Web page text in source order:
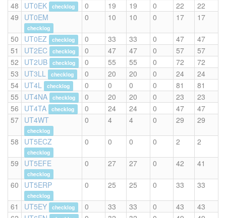
48
UT0EK checklog 0 19 19 0 22
22
49
UT0EM
checklog
0 10 10 0 17 17
50 UT0EZ checklog 0 33 33 0 47
47
51
UT2EC checklog 0 47 47 0 57
57
52
UT2UB checklog 0 55 55 0 72
72
53
UT3LL checklog 0 20 20 0 24
24
54 UT4L checklog 0 0 0 0 81
81
55
UT4NA checklog 0 20 20 0 23
23
56
UT4TA checklog 0 24 24 0 47
47
57 UT4WT
checklog
0 4 4 0 29 29
58 UT5ECZ
checklog
0 0 0 0 2 2
59 UT5EFE
checklog
0 27 27 0 42 41
60 UT5ERP
checklog
0 25 25 0 33 33
61 UT5EY checklog 0 33 33 0 43
43